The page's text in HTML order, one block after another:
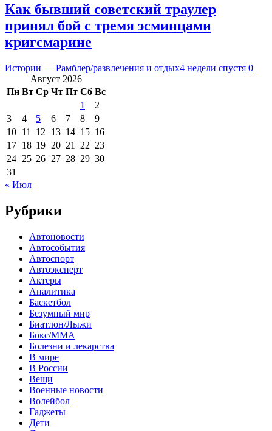
Как бывший советский траулер
принял бой с тремя эсминцами
кригсмарине
Истории — Рамблер/развлечения и отдых4 недели спустя 0
Август 2026
Пн Вт Ср Чт Пт Сб Вс
1
2
3
4 5 6 7 8
9
10 11 12 13 14 15 16
17 18 19 20 21 22 23
24 25 26 27 28 29 30
31
« Июл
Рубрики
Автоновости
Автособытия
Автоспорт
Автоэксперт
Актеры
Аналитика
Баскетбол
Безумный мир
Биатлон/Лыжи
Бокс/MMA
Болезни и лекарства
В мире
В России
Вещи
Военные новости
Волейбол
Гаджеты
Дети